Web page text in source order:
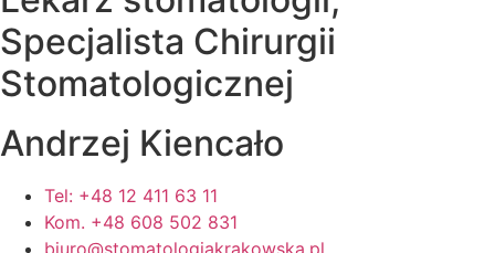
Specjalista Chirurgii
Stomatologicznej
Andrzej Kiencało
Tel: +48 12 411 63 11
Kom. +48 608 502 831
biuro@stomatologiakrakowska.pl